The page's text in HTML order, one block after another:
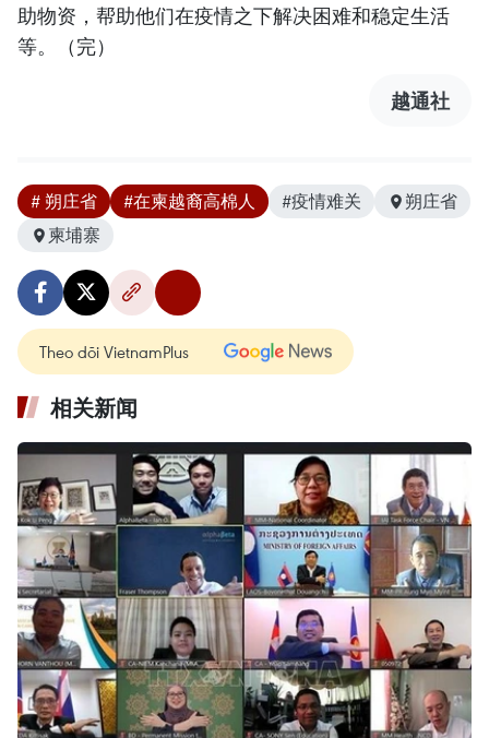
助物资，帮助他们在疫情之下解决困难和稳定生活
等。（完）
越通社
# 朔庄省 #在柬越裔高棉人 #疫情难关
朔庄省
柬埔寨
Theo dõi VietnamPlus
相关新闻